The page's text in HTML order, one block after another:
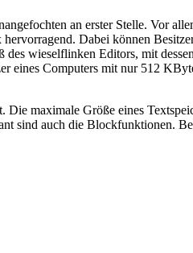
an erster Stelle. Vor
Dabei können
wieselflinken Editors, mit
eines Computers mit nur 512
maximale Größe eines
sind auch die Blockfunktionen.